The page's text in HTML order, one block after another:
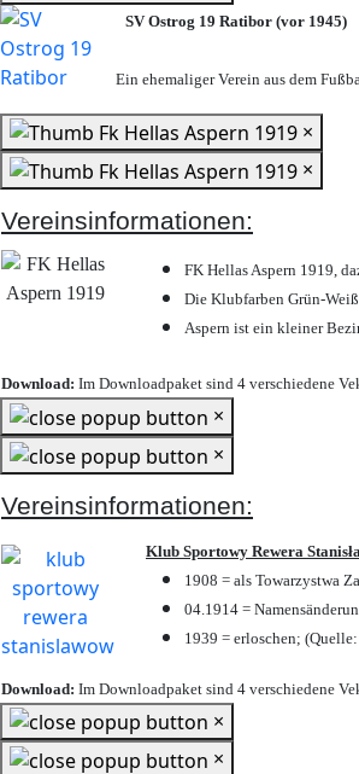
SV Ostrog 19 Ratibor (vor 1945)
Ein ehemaliger Verein aus dem
×
×
Vereinsinformationen:
FK Hellas Aspern 1919,
Die Klubfarben Grün-
Aspern ist ein kleiner
Download: Im Downloadpaket sind 4 verschiedene
×
×
Vereinsinformationen:
Klub Sportowy Rewera
1908 = als Towarzystwa
04.1914 =
1939 = erloschen;
Download: Im Downloadpaket sind 4 verschiedene
×
×